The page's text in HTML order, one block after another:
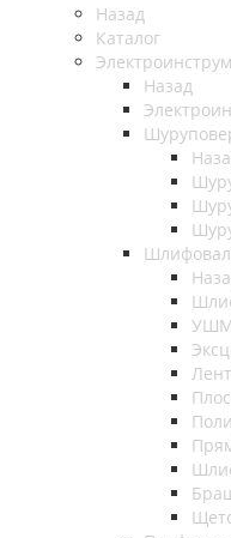
Назад
Каталог
Назад
УШМ